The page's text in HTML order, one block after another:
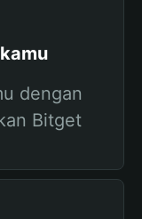
dengan
Bitget